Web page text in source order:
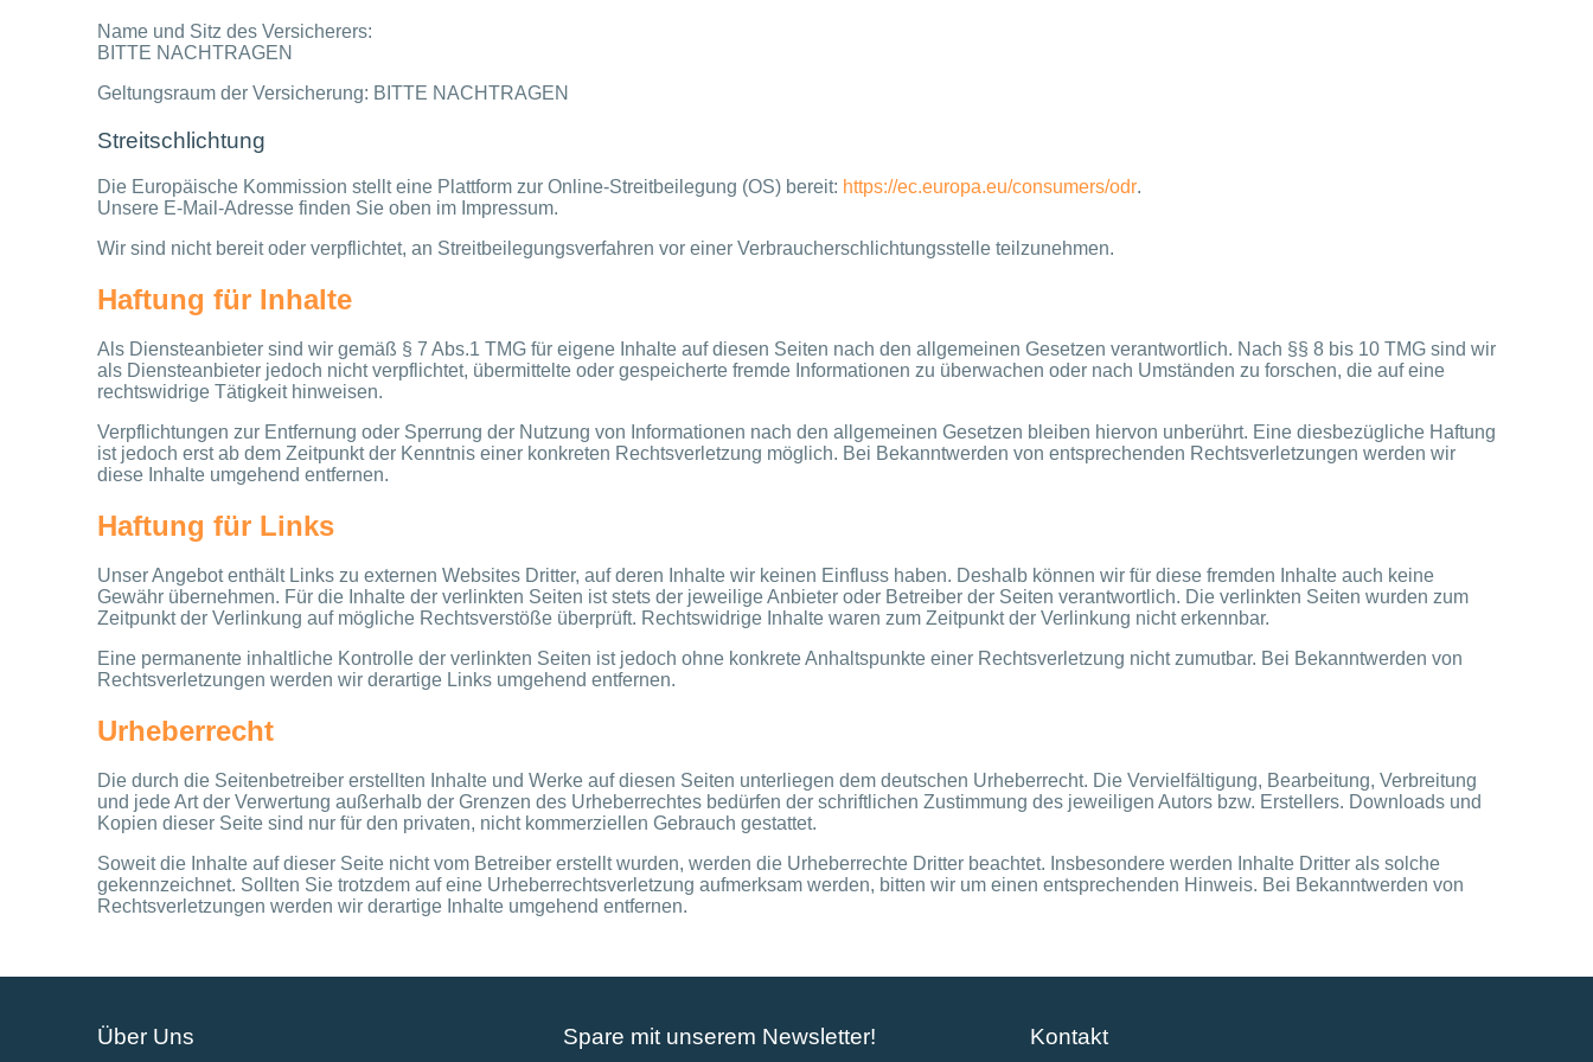
Name und Sitz des Versicherers:
BITTE NACHTRAGEN
Geltungsraum der Versicherung: BITTE NACHTRAGEN
Streitschlichtung
Die Europäische Kommission stellt eine Plattform zur Online-Streitbeilegung (OS) bereit: https://ec.europa.eu/consumers/odr.
Unsere E-Mail-Adresse finden Sie oben im Impressum.
Wir sind nicht bereit oder verpflichtet, an Streitbeilegungsverfahren vor einer Verbraucherschlichtungsstelle teilzunehmen.
Haftung für Inhalte
Als Diensteanbieter sind wir gemäß § 7 Abs.1 TMG für eigene Inhalte auf diesen Seiten nach den allgemeinen Gesetzen verantwortlich. Nach §§ 8 bis 10 TMG sind wir
als Diensteanbieter jedoch nicht verpflichtet, übermittelte oder gespeicherte fremde Informationen zu überwachen oder nach Umständen zu forschen, die auf eine
rechtswidrige Tätigkeit hinweisen.
Verpflichtungen zur Entfernung oder Sperrung der Nutzung von Informationen nach den allgemeinen Gesetzen bleiben hiervon unberührt. Eine diesbezügliche Haftung
ist jedoch erst ab dem Zeitpunkt der Kenntnis einer konkreten Rechtsverletzung möglich. Bei Bekanntwerden von entsprechenden Rechtsverletzungen werden wir
diese Inhalte umgehend entfernen.
Haftung für Links
Unser Angebot enthält Links zu externen Websites Dritter, auf deren Inhalte wir keinen Einfluss haben. Deshalb können wir für diese fremden Inhalte auch keine
Gewähr übernehmen. Für die Inhalte der verlinkten Seiten ist stets der jeweilige Anbieter oder Betreiber der Seiten verantwortlich. Die verlinkten Seiten wurden zum
Zeitpunkt der Verlinkung auf mögliche Rechtsverstöße überprüft. Rechtswidrige Inhalte waren zum Zeitpunkt der Verlinkung nicht erkennbar.
Eine permanente inhaltliche Kontrolle der verlinkten Seiten ist jedoch ohne konkrete Anhaltspunkte einer Rechtsverletzung nicht zumutbar. Bei Bekanntwerden von
Rechtsverletzungen werden wir derartige Links umgehend entfernen.
Urheberrecht
Die durch die Seitenbetreiber erstellten Inhalte und Werke auf diesen Seiten unterliegen dem deutschen Urheberrecht. Die Vervielfältigung, Bearbeitung, Verbreitung
und jede Art der Verwertung außerhalb der Grenzen des Urheberrechtes bedürfen der schriftlichen Zustimmung des jeweiligen Autors bzw. Erstellers. Downloads und
Kopien dieser Seite sind nur für den privaten, nicht kommerziellen Gebrauch gestattet.
Soweit die Inhalte auf dieser Seite nicht vom Betreiber erstellt wurden, werden die Urheberrechte Dritter beachtet. Insbesondere werden Inhalte Dritter als solche
gekennzeichnet. Sollten Sie trotzdem auf eine Urheberrechtsverletzung aufmerksam werden, bitten wir um einen entsprechenden Hinweis. Bei Bekanntwerden von
Rechtsverletzungen werden wir derartige Inhalte umgehend entfernen.
Über Uns Spare mit unserem Newsletter! Kontakt